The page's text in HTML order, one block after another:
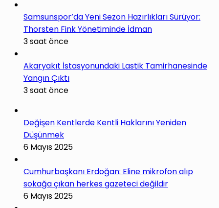
Samsunspor’da Yeni Sezon Hazırlıkları Sürüyor:
Thorsten Fink Yönetiminde İdman
3 saat önce
Akaryakıt İstasyonundaki Lastik Tamirhanesinde
Yangın Çıktı
3 saat önce
Değişen Kentlerde Kentli Haklarını Yeniden
Düşünmek
6 Mayıs 2025
Cumhurbaşkanı Erdoğan: Eline mikrofon alıp
sokağa çıkan herkes gazeteci değildir
6 Mayıs 2025